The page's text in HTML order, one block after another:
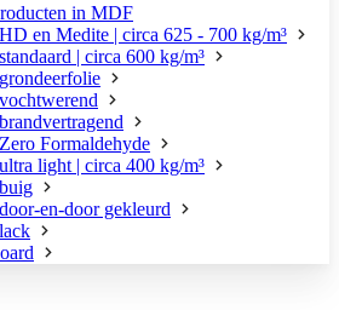
in MDF
en Medite | circa 625 - 700 kg/m³
| circa 600 kg/m³
Formaldehyde
light | circa 400 kg/m³
en-door gekleurd